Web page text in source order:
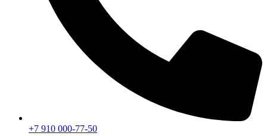
+7 910 000-77-50